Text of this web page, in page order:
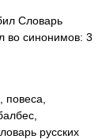
Словарь
во синонимов: 3
русских